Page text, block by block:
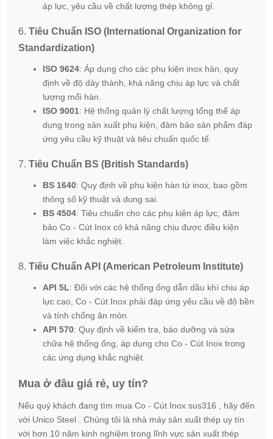
áp lực, yêu cầu về chất lượng thép không gỉ.
6. Tiêu Chuẩn ISO (International Organization for
Standardization)
ISO 9624: Áp dụng cho các phụ kiện inox hàn, quy
định về độ dày thành, khả năng chịu áp lực và chất
lượng mối hàn.
ISO 9001: Hệ thống quản lý chất lượng tổng thể áp
dụng trong sản xuất phụ kiện, đảm bảo sản phẩm đáp
ứng yêu cầu kỹ thuật và tiêu chuẩn quốc tế.
7. Tiêu Chuẩn BS (British Standards)
BS 1640: Quy định về phụ kiện hàn từ inox, bao gồm
thông số kỹ thuật và dung sai.
BS 4504: Tiêu chuẩn cho các phụ kiện áp lực, đảm
bảo Co - Cút Inox có khả năng chịu được điều kiện
làm việc khắc nghiệt.
8. Tiêu Chuẩn API (American Petroleum Institute)
API 5L: Đối với các hệ thống ống dẫn dầu khí chịu áp
lực cao, Co - Cút Inox phải đáp ứng yêu cầu về độ bền
và tính chống ăn mòn.
API 570: Quy định về kiểm tra, bảo dưỡng và sửa
chữa hệ thống ống, áp dụng cho Co - Cút Inox trong
các ứng dụng khắc nghiệt.
Mua ở đâu giá rẻ, uy tín?
Nếu quý khách đang tìm mua Co - Cút Inox sus316 , hãy đến
với Unico Steel . Chúng tôi là nhà máy sản xuất thép uy tín
với hơn 10 năm kinh nghiệm trong lĩnh vực sản xuất thép